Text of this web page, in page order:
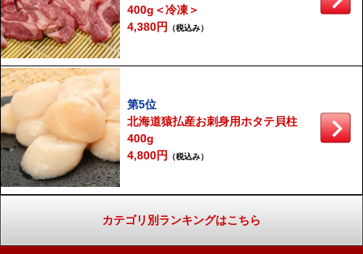
400g＜冷凍＞
4,380円 （税込み）
第5位
北海道猿払産お刺身用ホタテ貝柱
400g
4,800円 （税込み）
カテゴリ別ランキングはこちら